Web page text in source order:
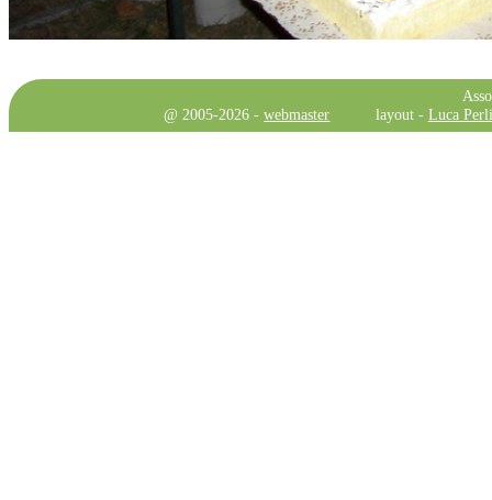
@ 2005-2026 -webmaster layout - Luca